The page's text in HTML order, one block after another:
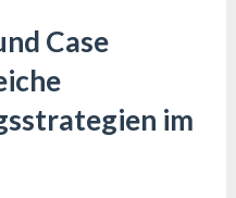
Case
im